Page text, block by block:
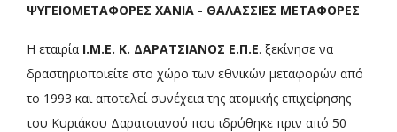
ΨΥΓΕΙΟΜΕΤΑΦΟΡΕΣ ΧΑΝΙΑ - ΘΑΛΑΣΣΙΕΣ ΜΕΤΑΦΟΡΕΣ
Η εταιρία Ι.Μ.Ε. Κ. ΔΑΡΑΤΣΙΑΝΟΣ Ε.Π.Ε. ξεκίνησε να
δραστηριοποιείτε στο χώρο των εθνικών μεταφορών από
το 1993 και αποτελεί συνέχεια της ατομικής επιχείρησης
του Κυριάκου Δαρατσιανού που ιδρύθηκε πριν από 50